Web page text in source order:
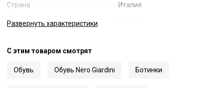
Страна
Италия
Цвет
Артикул
Развернуть характеристики
С этим товаром смотрят
Обувь Обувь Nero Giardini Ботинки